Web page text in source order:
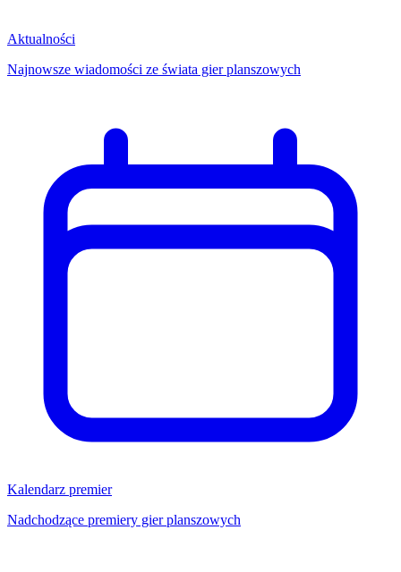
Aktualności
Najnowsze wiadomości ze świata gier planszowych
Kalendarz premier
Nadchodzące premiery gier planszowych